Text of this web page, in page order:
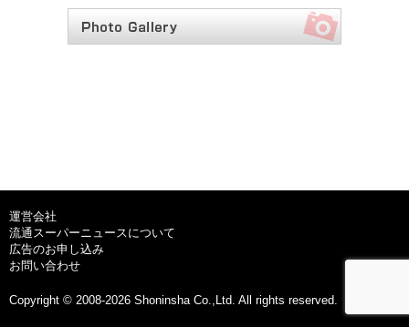
運営会社
流通スーパーニュースについて
広告のお申し込み
お問い合わせ
Copyright © 2008-2026 Shoninsha Co.,Ltd. All rights reserved.